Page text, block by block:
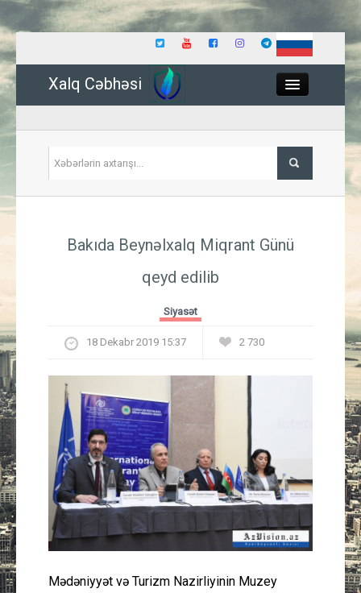
Xalq Cəbhəsi
İqtisadiyyat
Güney Azərbaycan
Mədəniyyət
Müsahibə
İdman
Layihə
Gündəm
Bakıda Beynəlxalq Miqrant Günü
qeyd edilib
Siyasət
18 Dekabr 2019 15:37 2 730
Mədəniyyət və Turizm Nazirliyinin Muzey